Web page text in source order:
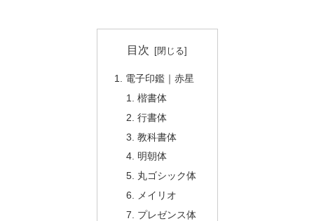
目次
電子印鑑｜赤星
楷書体
行書体
教科書体
明朝体
丸ゴシック体
メイリオ
プレゼンス体